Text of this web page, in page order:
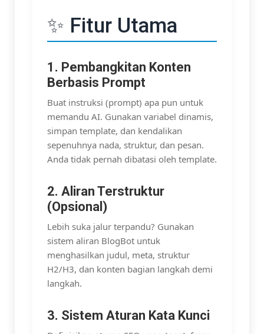
✨ Fitur Utama
1. Pembangkitan Konten
Berbasis Prompt
Buat instruksi (prompt) apa pun untuk
memandu AI. Gunakan variabel dinamis,
simpan template, dan kendalikan
sepenuhnya nada, struktur, dan pesan.
Anda tidak pernah dibatasi oleh template.
2. Aliran Terstruktur
(Opsional)
Lebih suka jalur terpandu? Gunakan
sistem aliran BlogBot untuk
menghasilkan judul, meta, struktur
H2/H3, dan konten bagian langkah demi
langkah.
3. Sistem Aturan Kata Kunci